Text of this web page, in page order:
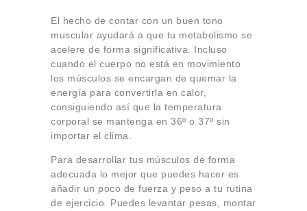
El hecho de contar con un buen tono
muscular ayudará a que tu metabolismo se
acelere de forma significativa. Incluso
cuando el cuerpo no está en movimiento
los músculos se encargan de quemar la
energía para convertirla en calor,
consiguiendo así que la temperatura
corporal se mantenga en 36º o 37º sin
importar el clima.
Para desarrollar tus músculos de forma
adecuada lo mejor que puedes hacer es
añadir un poco de fuerza y peso a tu rutina
de ejercicio. Puedes levantar pesas, montar